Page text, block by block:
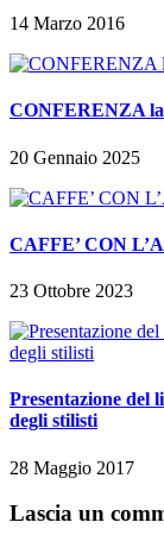
14 Marzo 2016
CONFERENZA la
20 Gennaio 2025
CAFFE’ CON
23 Ottobre 2023
Presentazione del
degli stilisti
28 Maggio 2017
Lascia un